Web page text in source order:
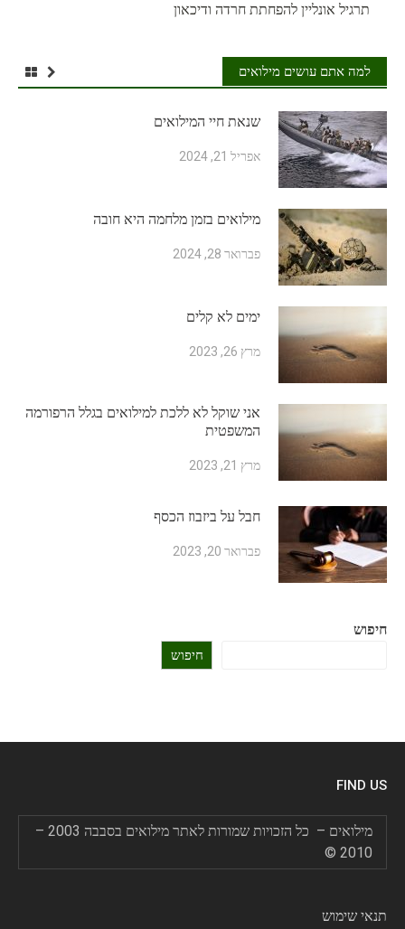
תרגיל אונליין להפחתת חרדה ודיכאון
למה אתם עושים מילואים
שנאת חיי המילואים
אפריל 21, 2024
מילואים בזמן מלחמה היא חובה
פברואר 28, 2024
ימים לא קלים
מרץ 26, 2023
אני שוקל לא ללכת למילואים בגלל הרפורמה
המשפטית
מרץ 21, 2023
חבל על ביזבוז הכסף
פברואר 20, 2023
חיפוש
חיפוש
FIND US
מילואים – כל הזכויות שמורות לאתר מילואים בסבבה 2003 –
2010 ©
תנאי שימוש